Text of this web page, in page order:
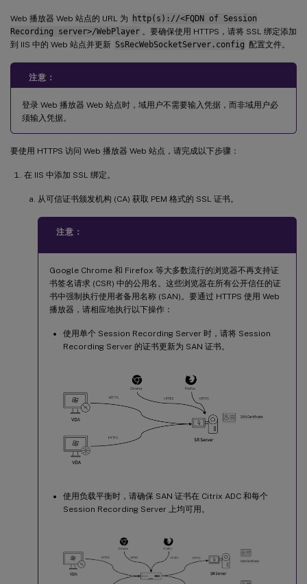
Web 播放器 Web 站点的 URL 为
http(s)://<FQDN of Session
Recording server>/WebPlayer 。要确保使用 HTTPS，请将 SSL 绑定添加
到 IIS 中的 Web 站点并更新 SsRecWebSocketServer.config 配置文件。
注意：
登录 Web 播放器 Web 站点时，域用户不需要输入凭据，而非域用户必
须输入凭据。
要使用 HTTPS 访问 Web 播放器 Web 站点，请完成以下步骤：
在 IIS 中添加 SSL 绑定。
从可信证书颁发机构 (CA) 获取 PEM 格式的 SSL 证书。
注意：
Google Chrome 和 Firefox 等大多数流行的浏览器不再支持证
书签名请求 (CSR) 中的公用名。这些浏览器在所有公开信任的证
书中强制执行使用者备用名称 (SAN)。要通过 HTTPS 使用 Web
播放器，请相应地执行以下操作：
使用单个 Session Recording Server 时，请将 Session
Recording Server 的证书更新为 SAN 证书。
使用负载平衡时，请确保 SAN 证书在 Citrix ADC 和每个
Session Recording Server 上均可用。